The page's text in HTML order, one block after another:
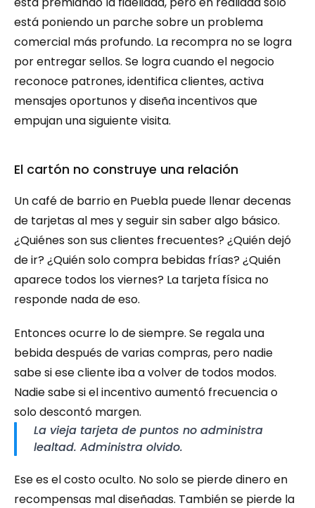
está poniendo un parche sobre un problema
comercial más profundo. La recompra no se logra
por entregar sellos. Se logra cuando el negocio
reconoce patrones, identifica clientes, activa
mensajes oportunos y diseña incentivos que
empujan una siguiente visita.
El cartón no construye una relación
Un café de barrio en Puebla puede llenar decenas
de tarjetas al mes y seguir sin saber algo básico.
¿Quiénes son sus clientes frecuentes? ¿Quién dejó
de ir? ¿Quién solo compra bebidas frías? ¿Quién
aparece todos los viernes? La tarjeta física no
responde nada de eso.
Entonces ocurre lo de siempre. Se regala una
bebida después de varias compras, pero nadie
sabe si ese cliente iba a volver de todos modos.
Nadie sabe si el incentivo aumentó frecuencia o
solo descontó margen.
La vieja tarjeta de puntos no administra
lealtad. Administra olvido.
Ese es el costo oculto. No solo se pierde dinero en
recompensas mal diseñadas. También se pierde la